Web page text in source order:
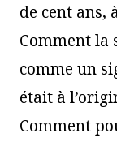
de cent ans,
Comment la
comme un
était à
Comment